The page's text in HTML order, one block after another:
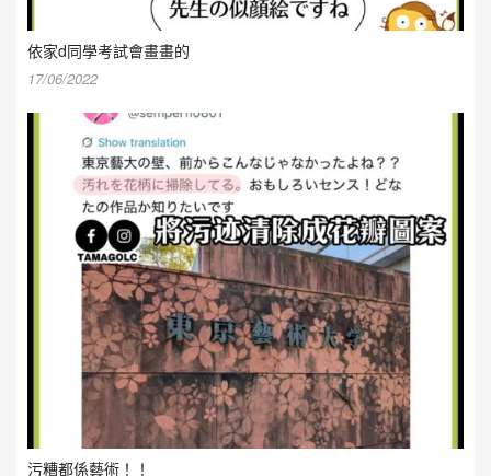
依家d同學考試會畫畫的
17/06/2022
污糟都係藝術！！